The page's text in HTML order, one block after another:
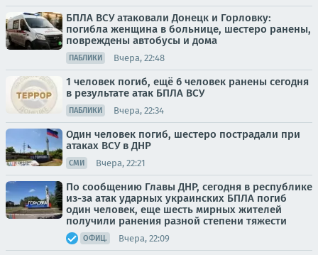
БПЛА ВСУ атаковали Донецк и Горловку:
погибла женщина в больнице, шестеро ранены,
повреждены автобусы и дома
ПАБЛИКИ Вчера, 22:48
1 человек погиб, ещё 6 человек ранены сегодня
в результате атак БПЛА ВСУ
ПАБЛИКИ Вчера, 22:34
Один человек погиб, шестеро пострадали при
атаках ВСУ в ДНР
СМИ Вчера, 22:21
По сообщению Главы ДНР, сегодня в республике
из-за атак ударных украинских БПЛА погиб
один человек, еще шесть мирных жителей
получили ранения разной степени тяжести
ОФИЦ. Вчера, 22:09